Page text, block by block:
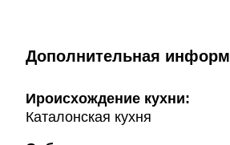
Дополнительная
Ироисхождение кухни:
Каталонская кухня